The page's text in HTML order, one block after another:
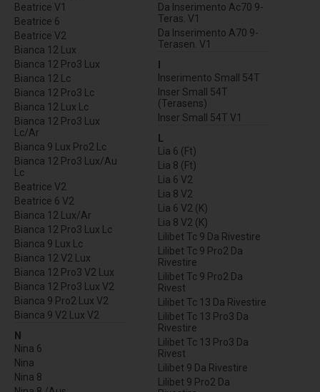
Beatrice V1
Beatrice 6
Beatrice V2
Bianca 12 Lux
Bianca 12 Pro3 Lux
Bianca 12 Lc
Bianca 12 Pro3 Lc
Bianca 12 Lux Lc
Bianca 12 Pro3 Lux
Lc/Ar
Bianca 9 Lux Pro2 Lc
Bianca 12 Pro3 Lux/Au
Lc
Beatrice V2
Beatrice 6 V2
Bianca 12 Lux/Ar
Bianca 12 Pro3 Lux Lc
Bianca 9 Lux Lc
Bianca 12 V2 Lux
Bianca 12 Pro3 V2 Lux
Bianca 12 Pro3 Lux V2
Bianca 9 Pro2 Lux V2
Bianca 9 V2 Lux V2
N
Nina 6
Nina
Nina 8
Da Inserimento Ac70 9-
Teras. V1
Da Inserimento A70 9-
Terasen. V1
Inserimento Small 54T
Inser Small 54T
(Terasens)
Inser Small 54T V1
L
Lia 6 (Ft)
Lia 8 (Ft)
Lia 6 V2
Lia 8 V2
Lia 6 V2 (K)
Lia 8 V2 (K)
Lilibet Tc 9 Da Rivestire
Lilibet Tc 9 Pro2 Da
Rivestire
Lilibet Tc 9 Pro2 Da
Rivest
Lilibet Tc 13 Da Rivestire
Lilibet Tc 13 Pro3 Da
Rivestire
Lilibet Tc 13 Pro3 Da
Rivest
Lilibet 9 Da Rivestire
Lilibet 9 Pro2 Da